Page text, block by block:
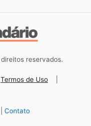
reservados.
Termos de Uso
Contato